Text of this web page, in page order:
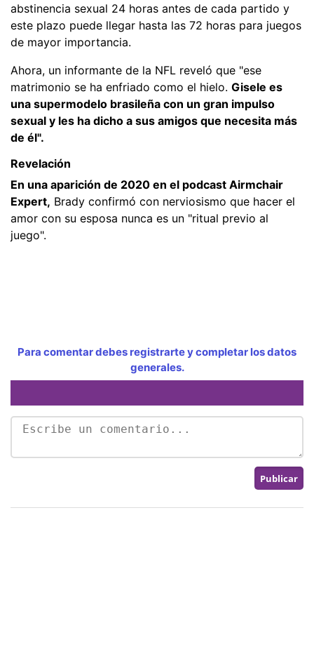
abstinencia sexual 24 horas antes de cada partido y
este plazo puede llegar hasta las 72 horas para juegos
de mayor importancia.
Ahora, un informante de la NFL reveló que "ese
matrimonio se ha enfriado como el hielo. Gisele es
una supermodelo brasileña con un gran impulso
sexual y les ha dicho a sus amigos que necesita más
de él".
Revelación
En una aparición de 2020 en el podcast Airmchair
Expert, Brady confirmó con nerviosismo que hacer el
amor con su esposa nunca es un "ritual previo al
juego".
Para comentar debes registrarte y completar los datos
generales.